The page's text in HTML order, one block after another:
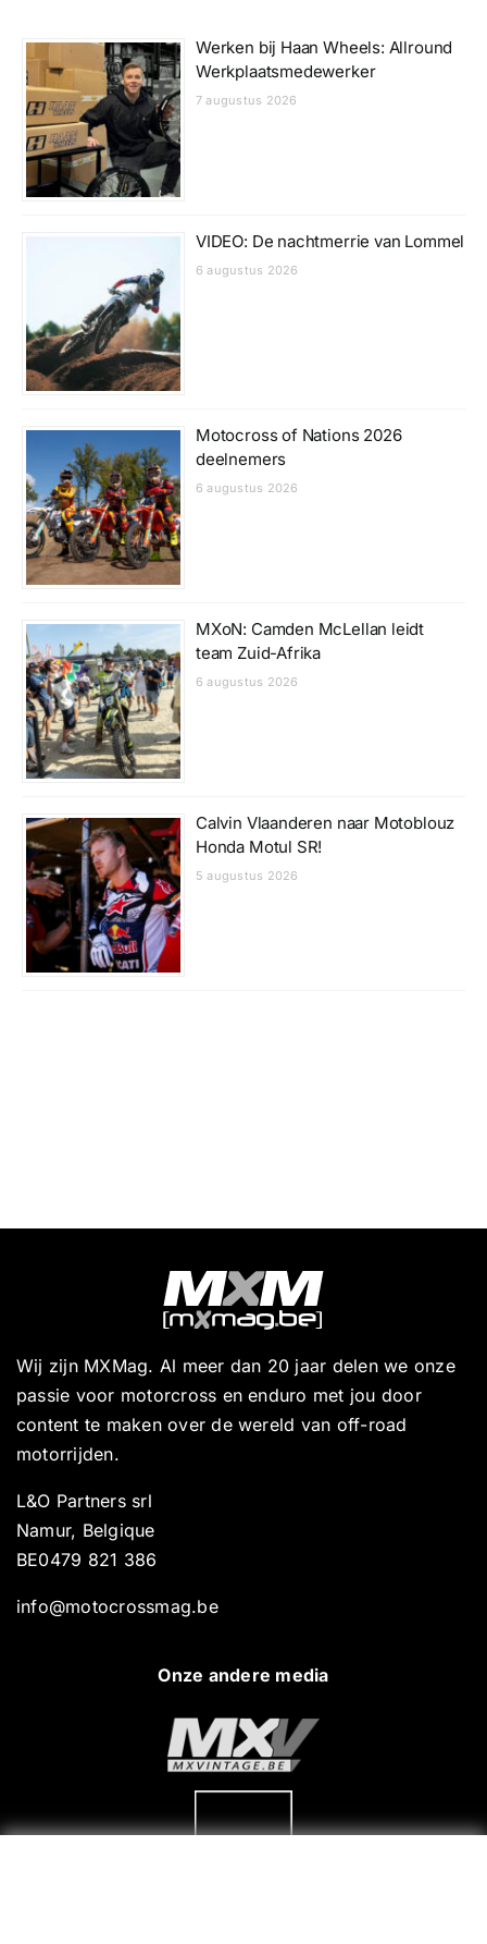
Werken bij Haan Wheels: Allround
Werkplaatsmedewerker
7 augustus 2026
VIDEO: De nachtmerrie van Lommel
6 augustus 2026
Motocross of Nations 2026
deelnemers
6 augustus 2026
MXoN: Camden McLellan leidt
team Zuid-Afrika
6 augustus 2026
Calvin Vlaanderen naar Motoblouz
Honda Motul SR!
5 augustus 2026
Wij zijn MXMag. Al meer dan 20 jaar delen we onze
passie voor motorcross en enduro met jou door
content te maken over de wereld van off-road
motorrijden.
L&O Partners srl
Namur, Belgique
BE0479 821 386
info@motocrossmag.be
Onze andere media